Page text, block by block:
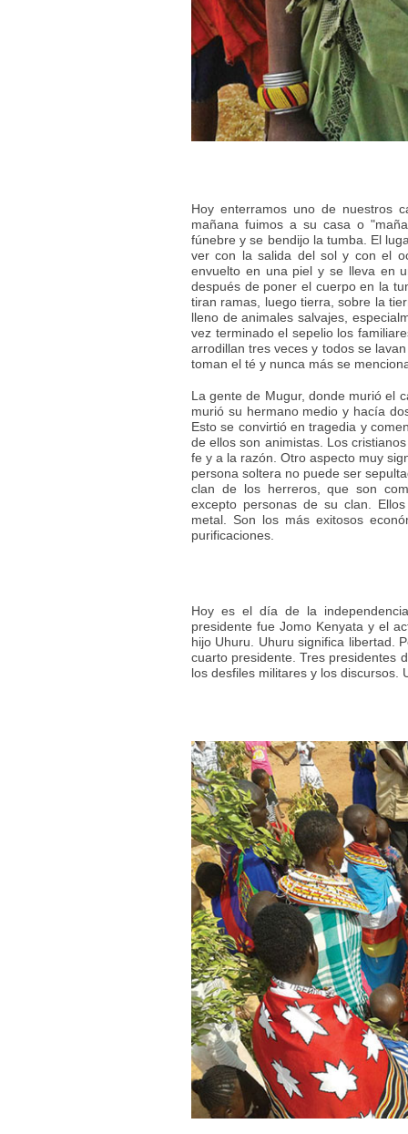
Hoy enterramos uno de nuestros
mañana fuimos a su casa o
fúnebre y se bendijo la tumba. El
ver con la salida del sol y con el
envuelto en una piel y se lleva en
después de poner el cuerpo en la
tiran ramas, luego tierra, sobre la
lleno de animales salvajes,
vez terminado el sepelio los
arrodillan tres veces y todos se
toman el té y nunca más se
La gente de Mugur, donde murió el
murió su hermano medio y hacía
Esto se convirtió en tragedia y
de ellos son animistas. Los
fe y a la razón. Otro aspecto muy
persona soltera no puede ser
clan de los herreros, que son
excepto personas de su clan.
metal. Son los más exitosos
purificaciones.
Hoy es el día de la
presidente fue Jomo Kenyata y el
hijo Uhuru. Uhuru significa libertad.
cuarto presidente. Tres presidentes
los desfiles militares y los discursos.